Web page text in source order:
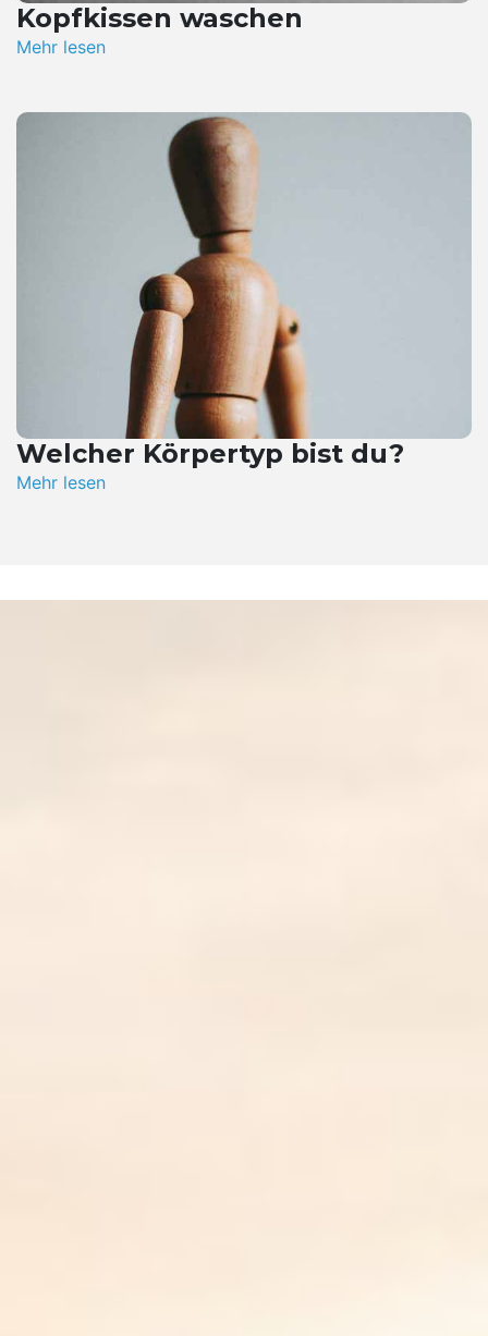
Kopfkissen waschen
Mehr lesen
Welcher Körpertyp bist du?
Mehr lesen